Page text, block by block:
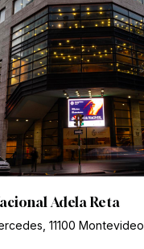
Adela Reta
11100 Montevideo